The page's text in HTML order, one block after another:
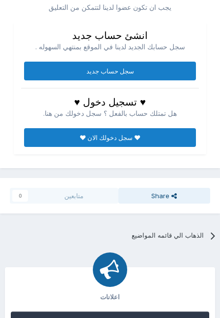
يجب ان تكون عضوا لدينا لتتمكن من التعليق
انشئ حساب جديد
سجل حسابك الجديد لدينا في الموقع بمنتهي السهوله .
سجل حساب جديد
♥ تسجيل دخول ♥
هل تمتلك حساب بالفعل ؟ سجل دخولك من هنا.
♥ سجل دخولك الان ♥
Share متابعين 0
الذهاب الي قائمه المواضيع
اعلانات